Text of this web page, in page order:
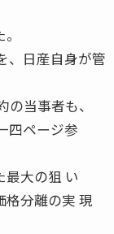
、日産自身が管
当事者も、
四ページ参
最大の狙 い
格分離の実 現